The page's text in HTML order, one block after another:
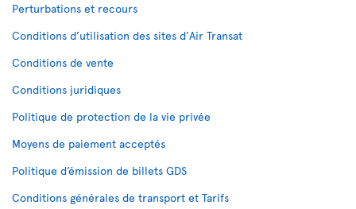
Perturbations et recours
Conditions d’utilisation des sites d'Air Transat
Conditions de vente
Conditions juridiques
Politique de protection de la vie privée
Moyens de paiement acceptés
Politique d’émission de billets GDS
Conditions générales de transport et Tarifs